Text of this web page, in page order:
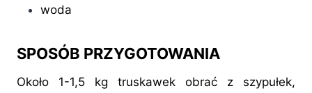
woda
SPOSÓB PRZYGOTOWANIA
Około 1-1,5 kg truskawek obrać z szypułek,